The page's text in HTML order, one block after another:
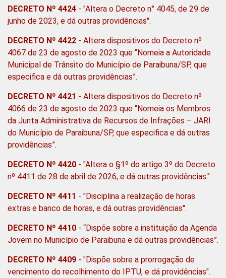
DECRETO Nº 4424 - "Altera o Decreto n° 4045, de 29 de
junho de 2023, e dá outras providências".
DECRETO Nº 4422 - Altera dispositivos do Decreto nº
4067 de 23 de agosto de 2023 que “Nomeia a Autoridade
Municipal de Trânsito do Município de Paraibuna/SP, que
especifica e dá outras providências”.
DECRETO Nº 4421 - Altera dispositivos do Decreto nº
4066 de 23 de agosto de 2023 que “Nomeia os Membros
da Junta Administrativa de Recursos de Infrações – JARI
do Município de Paraibuna/SP, que especifica e dá outras
providências”.
DECRETO Nº 4420 - "Altera o §1º do artigo 3º do Decreto
nº 4411 de 28 de abril de 2026, e dá outras providências."
DECRETO Nº 4411 - "Disciplina a realização de horas
extras e banco de horas, e dá outras providências".
DECRETO Nº 4410 - “Dispõe sobre a instituição da Agenda
Jovem no Município de Paraibuna e dá outras providências”.
DECRETO Nº 4409 - "Dispõe sobre a prorrogação de
vencimento do recolhimento do IPTU, e dá providências".